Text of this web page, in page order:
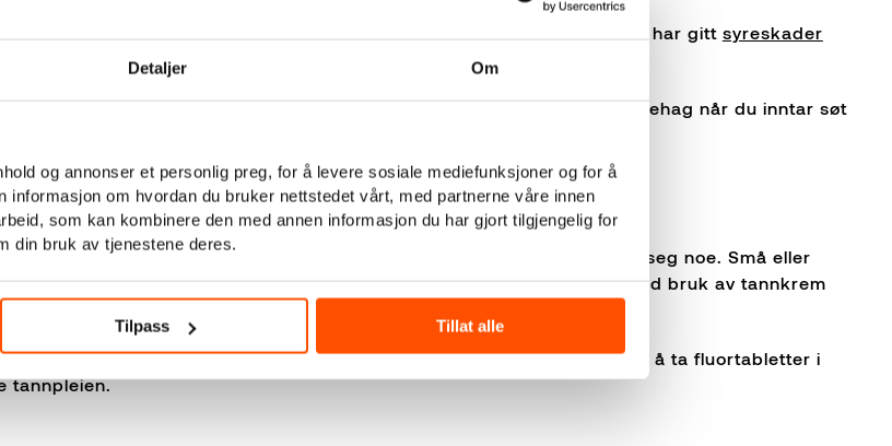
Detaljer Om
og annonser et personlig preg, for å levere sosiale mediefunksjoner og for å
informasjon om hvordan du bruker nettstedet vårt, med partnerne våre innen
som kan kombinere den med annen informasjon du har gjort tilgjengelig for
din bruk av tjenestene deres.
Tilpass Tillat alle
på hull i tennene. Vedvarende ising kan bety at emaljen er slitt og har gitt syreskader
vil til slutt nå tannerven. Tannen kan reagere med smerter og ubehag når du inntar søt
kulde.
i tennene
er intakt, vil som regel ikke tannlegen eller tannpleieren foreta seg noe. Små eller
reparere seg selv dersom du sørger for god tannpuss og renhold med bruk av tannkrem
vil et sunnere kosthold med mindre sukker være bra.
du ta en prat med tannlege eller tannpleier for å se om det kan være lurt å ta fluortabletter i
tannpleien.